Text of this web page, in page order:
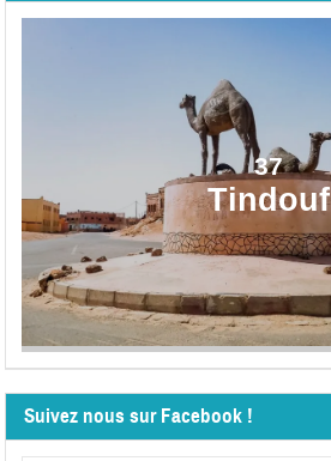
37
Tindouf
Suivez nous sur Facebook !